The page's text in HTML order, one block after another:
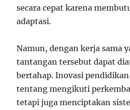
secara cepat karena
adaptasi.
Namun, dengan kerja sama
tantangan tersebut dapat
bertahap. Inovasi
tentang mengikuti
tetapi juga menciptakan